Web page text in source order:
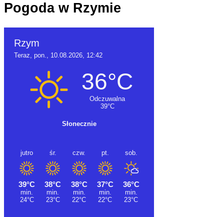
Pogoda w Rzymie